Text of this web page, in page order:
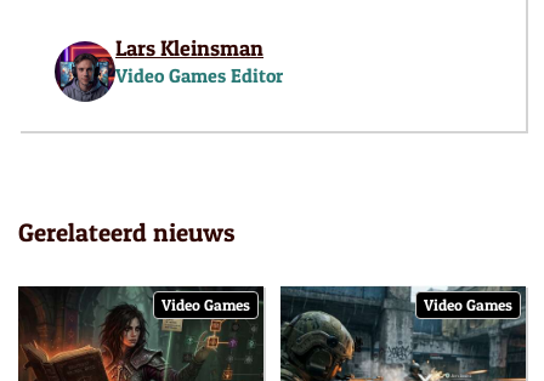
Lars Kleinsman
Video Games Editor
Gerelateerd nieuws
Video Games Video Games